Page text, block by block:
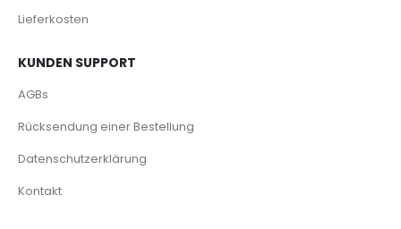
Lieferkosten
KUNDEN SUPPORT
AGBs
Rücksendung einer Bestellung
Datenschutzerklärung
Kontakt